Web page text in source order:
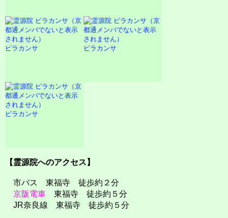
ピラカンサ ピラカンサ
ピラカンサ
【霊源院へのアクセス】
市バス 東福寺 徒歩約２分
京阪電車 東福寺 徒歩約５分
JR奈良線 東福寺 徒歩約５分